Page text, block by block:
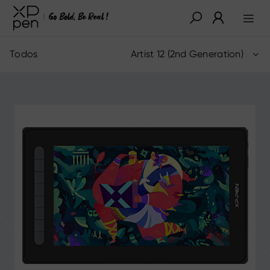
Todos Artist 12 (2nd Generation)